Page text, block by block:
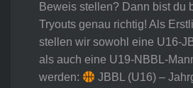
Beweis stellen? Dann bist du
Tryouts genau richtig! Als
stellen wir sowohl eine U16-
als auch eine U19-NBBL-
werden:
JBBL (U16) –